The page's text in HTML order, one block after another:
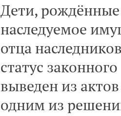
Дети, рождённые
наследуемое
отца
статус
выведен из
одним из